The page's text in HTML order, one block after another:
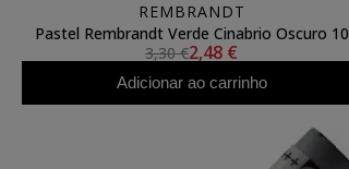
REMBRANDT
Pastel Rembrandt Verde Cinabrio Oscuro 10
3,30 €2,48 €
Adicionar ao carrinho